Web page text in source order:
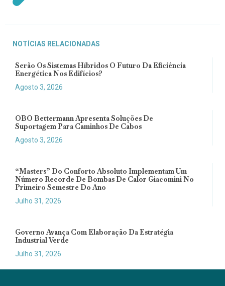
NOTÍCIAS RELACIONADAS
Serão Os Sistemas Híbridos O Futuro Da Eficiência
Energética Nos Edifícios?
Agosto 3, 2026
OBO Bettermann Apresenta Soluções De
Suportagem Para Caminhos De Cabos
Agosto 3, 2026
“Masters” Do Conforto Absoluto Implementam Um
Número Recorde De Bombas De Calor Giacomini No
Primeiro Semestre Do Ano
Julho 31, 2026
Governo Avança Com Elaboração Da Estratégia
Industrial Verde
Julho 31, 2026